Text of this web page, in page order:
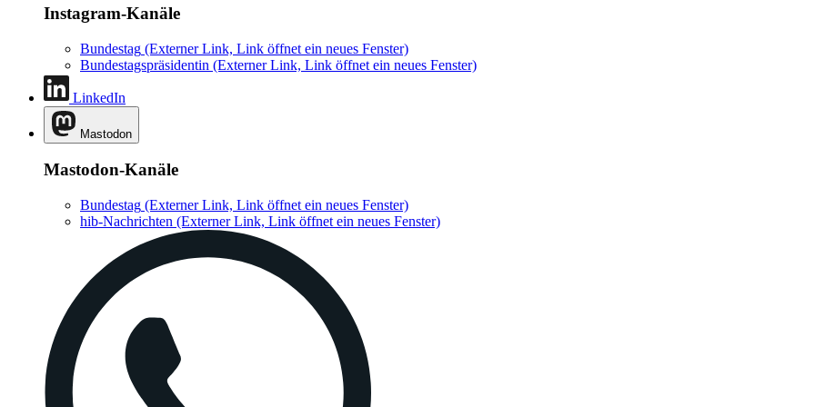
Instagram-Kanäle
Bundestag (Externer Link, Link öffnet ein neues Fenster)
Bundestagspräsidentin (Externer Link, Link öffnet ein neues Fenster)
LinkedIn
Mastodon
Mastodon-Kanäle
Bundestag (Externer Link, Link öffnet ein neues Fenster)
hib-Nachrichten (Externer Link, Link öffnet ein neues Fenster)